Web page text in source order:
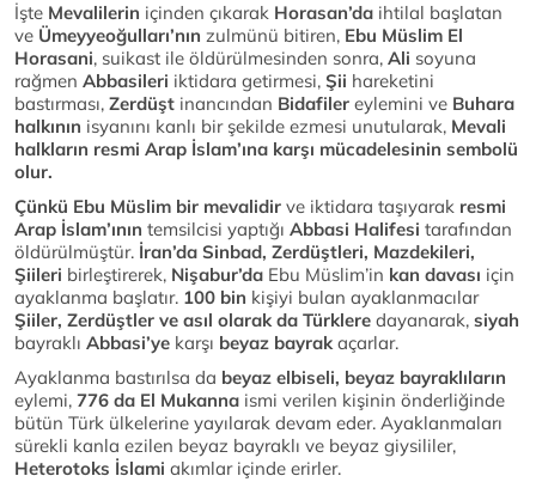
İşte Mevalilerin içinden çıkarak Horasan’da ihtilal başlatan
ve Ümeyyeoğulları’nın zulmünü bitiren, Ebu Müslim El
Horasani, suikast ile öldürülmesinden sonra, Ali soyuna
rağmen Abbasileri iktidara getirmesi, Şii hareketini
bastırması, Zerdüşt inancından Bidafiler eylemini ve Buhara
halkının isyanını kanlı bir şekilde ezmesi unutularak, Mevali
halkların resmi Arap İslam’ına karşı mücadelesinin sembolü
olur.
Çünkü Ebu Müslim bir mevalidir ve iktidara taşıyarak resmi
Arap İslam’ının temsilcisi yaptığı Abbasi Halifesi tarafından
öldürülmüştür. İran’da Sinbad, Zerdüştleri, Mazdekileri,
Şiileri birleştirerek, Nişabur’da Ebu Müslim’in kan davası için
ayaklanma başlatır. 100 bin kişiyi bulan ayaklanmacılar
Şiiler, Zerdüştler ve asıl olarak da Türklere dayanarak, siyah
bayraklı Abbasi’ye karşı beyaz bayrakaçarlar.
Ayaklanma bastırılsa da beyaz elbiseli, beyaz bayraklıların
eylemi, 776 da El Mukanna ismi verilen kişinin önderliğinde
bütün Türk ülkelerine yayılarak devam eder. Ayaklanmaları
sürekli kanla ezilen beyaz bayraklı ve beyaz giysililer,
Heterotoks İslami akımlar içinde erirler.